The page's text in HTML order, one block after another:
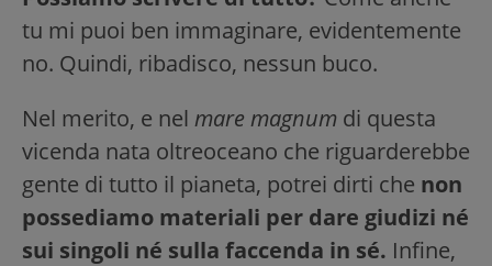
tu mi puoi ben immaginare, evidentemente
no. Quindi, ribadisco, nessun buco.
Nel merito, e nel mare magnum di questa
vicenda nata oltreoceano che riguarderebbe
gente di tutto il pianeta, potrei dirti che non
possediamo materiali per dare giudizi né
sui singoli né sulla faccenda in sé. Infine,